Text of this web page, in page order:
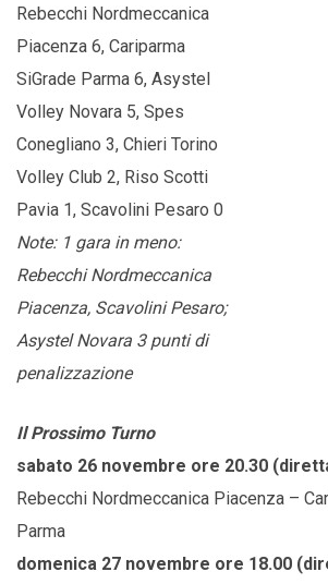
Rebecchi Nordmeccanica
Piacenza 6, Cariparma
SiGrade Parma 6, Asystel
Volley Novara 5, Spes
Conegliano 3, Chieri Torino
Volley Club 2, Riso Scotti
Pavia 1, Scavolini Pesaro 0
Note: 1 gara in meno:
Rebecchi Nordmeccanica
Piacenza, Scavolini Pesaro;
Asystel Novara 3 punti di
penalizzazione
Il Prossimo Turno
sabato 26 novembre ore 20.30
Rebecchi Nordmeccanica Piacenza –
Parma
domenica 27 novembre ore 18.00